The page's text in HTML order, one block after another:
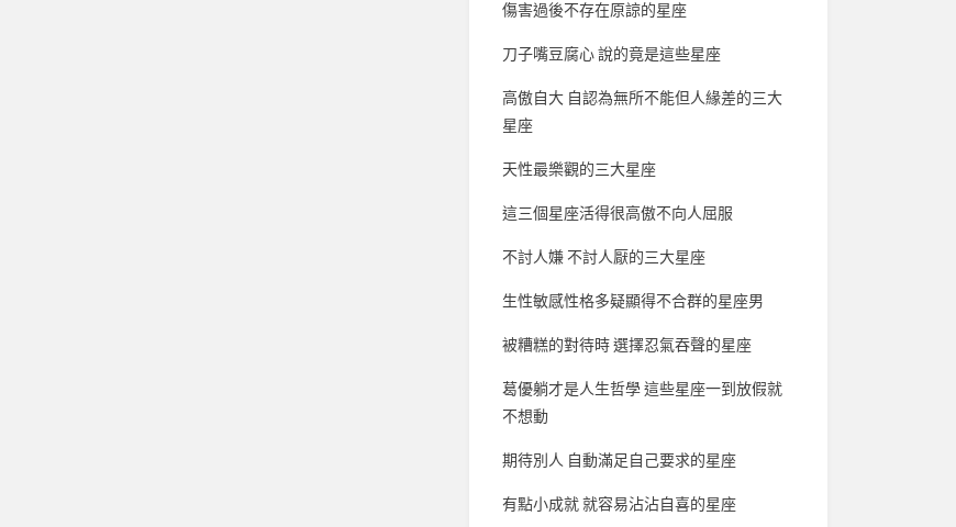
傷害過後不存在原諒的星座
刀子嘴豆腐心 說的竟是這些星座
高傲自大 自認為無所不能但人緣差的三大
星座
天性最樂觀的三大星座
這三個星座活得很高傲不向人屈服
不討人嫌 不討人厭的三大星座
生性敏感性格多疑顯得不合群的星座男
被糟糕的對待時 選擇忍氣吞聲的星座
葛優躺才是人生哲學 這些星座一到放假就
不想動
期待別人 自動滿足自己要求的星座
有點小成就 就容易沾沾自喜的星座